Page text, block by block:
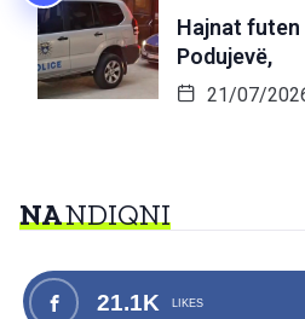
Hajnat futen
Podujevë,
21/07/
NANDIQNI
21.1K LIKES